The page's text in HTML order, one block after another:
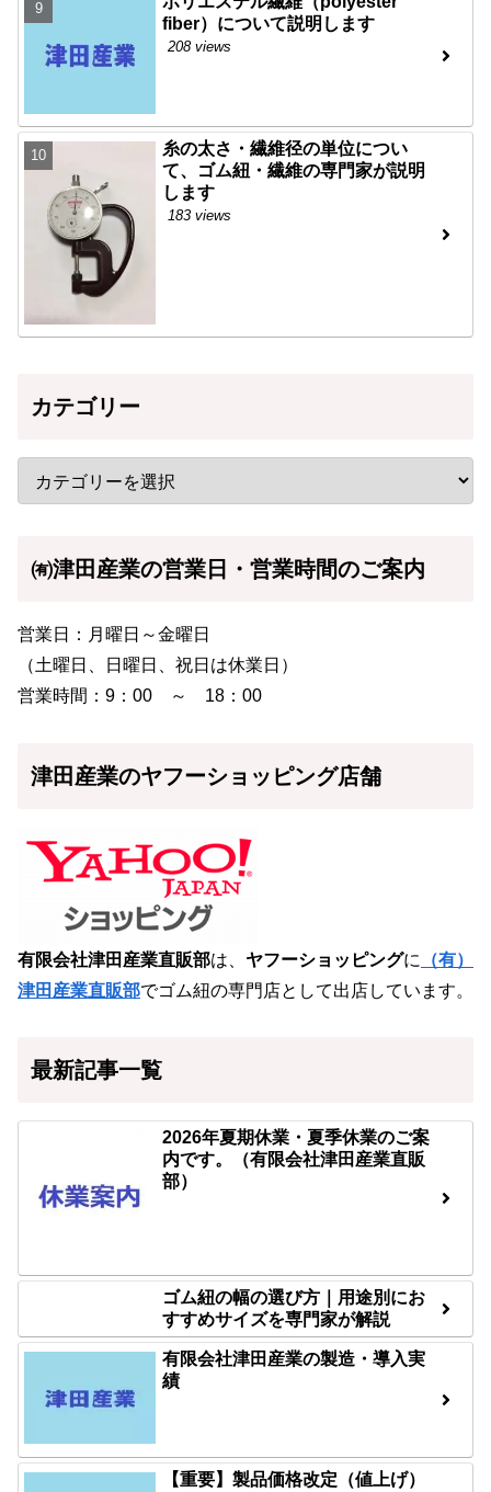
fiber）について説明します
208 views
糸の太さ・繊維径の単位につい
て、ゴム紐・繊維の専門家が説明
します
183 views
カテゴリー
㈲津田産業の営業日・営業時間のご案内
営業日：月曜日～金曜日
（土曜日、日曜日、祝日は休業日）
営業時間：9：00 ～ 18：00
津田産業のヤフーショッピング店舗
有限会社津田産業直販部は、 ヤフーショッピングに
（有）
津田産業直販部でゴム紐の専門店として出店しています。
最新記事一覧
2026年夏期休業・夏季休業のご案
内です。（有限会社津田産業直販
部）
ゴム紐の幅の選び方｜用途別にお
すすめサイズを専門家が解説
有限会社津田産業の製造・導入実
績
【重要】製品価格改定（値上げ）